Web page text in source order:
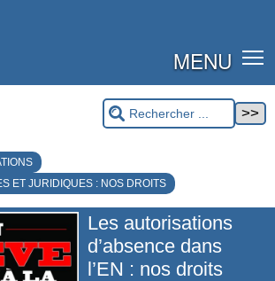
MENU
ET JURIDIQUES : NOS DROITS
Les autorisations
d’absence dans
l’EN : nos droits